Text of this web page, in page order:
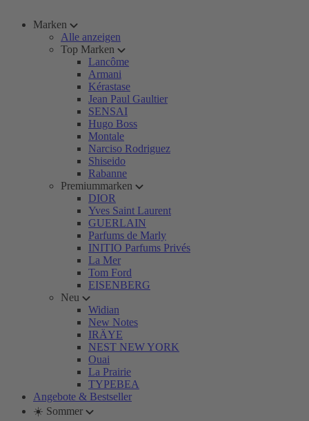
Marken
Alle anzeigen
Top Marken
Lancôme
Armani
Kérastase
Jean Paul Gaultier
SENSAI
Hugo Boss
Montale
Narciso Rodriguez
Shiseido
Rabanne
Premiummarken
DIOR
Yves Saint Laurent
GUERLAIN
Parfums de Marly
INITIO Parfums Privés
La Mer
Tom Ford
EISENBERG
Neu
Widian
New Notes
IRÄYE
NEST NEW YORK
Ouai
La Prairie
TYPEBEA
Angebote & Bestseller
☀️ Sommer